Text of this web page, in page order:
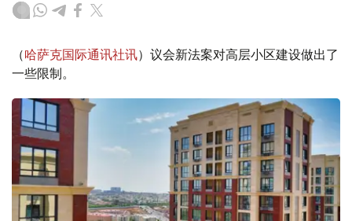
（哈萨克国际通讯社讯）议会新法案对高层小区建设做出了
一些限制。